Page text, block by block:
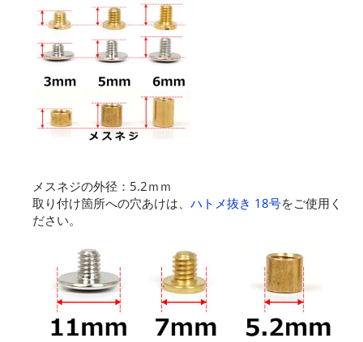
メスネジの外径：5.2ｍｍ
取り付け箇所への穴あけは、 ハトメ抜き 18号をご使用く
ださい。